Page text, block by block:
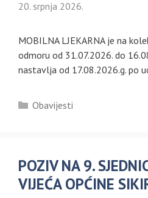
20. srpnja 2026.
MOBILNA LJEKARNA je na
odmoru od 31.07.2026. do
nastavlja od 17.08.2026.g. po
Kategorije
Obavijesti
POZIV NA 9.
VIJEĆA OPĆINE